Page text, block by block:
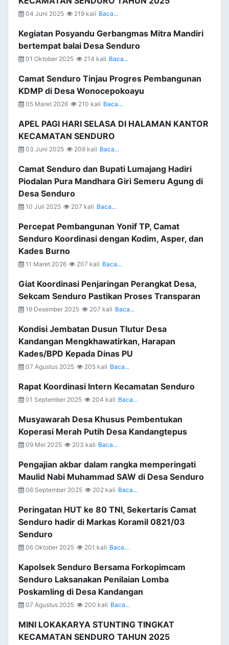
04 Juni 2025 219 kali Baca...
Kegiatan Posyandu Gerbangmas Mitra Mandiri
bertempat balai Desa Senduro
01 Oktober 2025 214 kali Baca...
Camat Senduro Tinjau Progres Pembangunan
KDMP di Desa Wonocepokoayu
05 Maret 2026 210 kali Baca...
APEL PAGI HARI SELASA DI HALAMAN KANTOR
KECAMATAN SENDURO
03 Juni 2025 209 kali Baca...
Camat Senduro dan Bupati Lumajang Hadiri
Piodalan Pura Mandhara Giri Semeru Agung di
Desa Senduro
10 Juli 2025 207 kali Baca...
Percepat Pembangunan Yonif TP, Camat
Senduro Koordinasi dengan Kodim, Asper, dan
Kades Burno
11 Maret 2026 207 kali Baca...
Giat Koordinasi Penjaringan Perangkat Desa,
Sekcam Senduro Pastikan Proses Transparan
19 Desember 2025 207 kali Baca...
Kondisi Jembatan Dusun Tlutur Desa
Kandangan Mengkhawatirkan, Harapan
Kades/BPD Kepada Dinas PU
07 Agustus 2025 205 kali Baca...
Rapat Koordinasi Intern Kecamatan Senduro
01 September 2025 204 kali Baca...
Musyawarah Desa Khusus Pembentukan
Koperasi Merah Putih Desa Kandangtepus
09 Mei 2025 203 kali Baca...
Pengajian akbar dalam rangka memperingati
Maulid Nabi Muhammad SAW di Desa Senduro
06 September 2025 202 kali Baca...
Peringatan HUT ke 80 TNI, Sekertaris Camat
Senduro hadir di Markas Koramil 0821/03
Senduro
06 Oktober 2025 201 kali Baca...
Kapolsek Senduro Bersama Forkopimcam
Senduro Laksanakan Penilaian Lomba
Poskamling di Desa Kandangan
07 Agustus 2025 200 kali Baca...
MINI LOKAKARYA STUNTING TINGKAT
KECAMATAN SENDURO TAHUN 2025